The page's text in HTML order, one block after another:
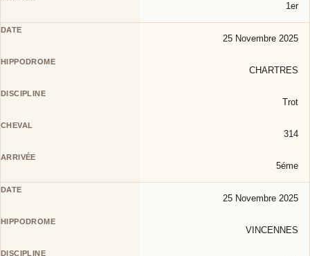
1er
25 Novembre 2025
CHARTRES
Trot
314
5éme
25 Novembre 2025
VINCENNES